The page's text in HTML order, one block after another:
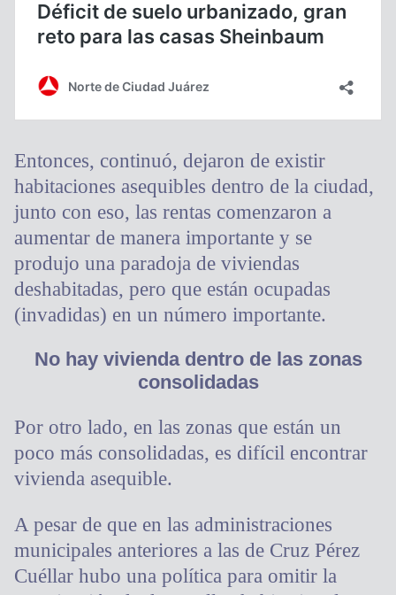
Entonces, continuó, dejaron de existir
habitaciones asequibles dentro de la ciudad,
junto con eso, las rentas comenzaron a
aumentar de manera importante y se
produjo una paradoja de viviendas
deshabitadas, pero que están ocupadas
(invadidas) en un número importante.
No hay vivienda dentro de las zonas
consolidadas
Por otro lado, en las zonas que están un
poco más consolidadas, es difícil encontrar
vivienda asequible.
A pesar de que en las administraciones
municipales anteriores a las de Cruz Pérez
Cuéllar hubo una política para omitir la